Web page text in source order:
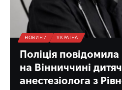
НОВИНИ УКРАЇНА
Поліція
на Вінниччині
анестезіолога з